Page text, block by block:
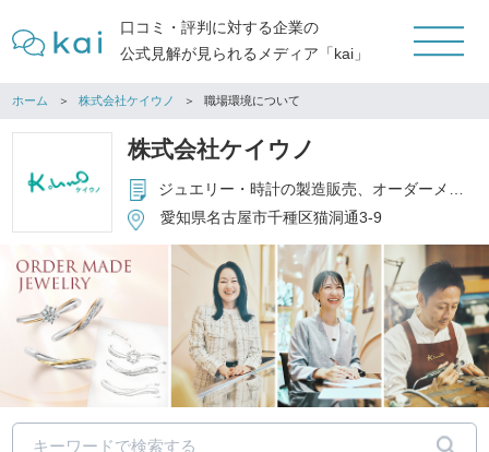
口コミ・評判に対する企業の
公式見解が見られるメディア「kai」
ホーム 株式会社ケイウノ 職場環境について
株式会社ケイウノ
ジュエリー・時計の製造販売、オーダーメイド、リフォーム、修理
愛知県名古屋市千種区猫洞通3-9